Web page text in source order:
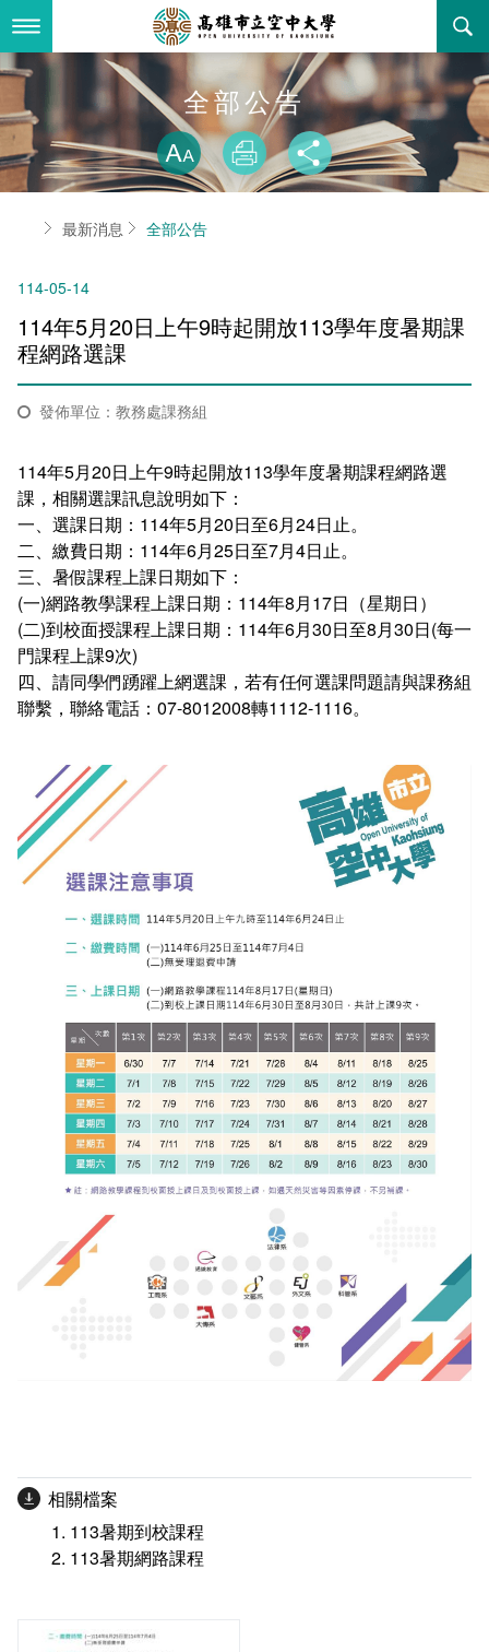
到
要
內最新消息
全部公告
教務公告
學系公告
行政公告
活動研習
招標徵才
新聞媒體專區
校園行事曆
報名系統
線上報名
線上報名查詢
關於本校
空大簡介
立案證明
空大校史
空大有利的學習條件
組織架構
本校位置
空大校刊
資訊圖像化專區
校內分機(pdf)
影音資訊
行政單位
行政單位簡介
我們的校長
校長室
教務處註冊組
學習指導中心
輔導處
研發處
秘書處事務組
秘書處出納組
秘書處文書組
教學媒體處
電算中心
圖書館
會計室
人事室
學術單位
學術單位簡介
通識教育中心
工商管理學系
大眾傳播學系
外國語文學系
文化藝術學系
科技管理學系
健康管理與促進學系
主題網站
其他好站
國內外開放課程
校務資訊
招生資訊
校務系統
課程大綱
網路選課
網路教學 3.0 (111-2學期啟用)
校園行事曆
校內系統
資訊服務線上報修系統
消耗品申請
會計預警及請購系統
教室‧會議室預約系統
線上報修最新消息
問卷調查
法令規章
書表下載
政府公開資訊
常見問答
意見信箱
各單位意見信箱
教師意見信箱
諮詢信箱
諮詢信箱進度查詢
影音資訊
全部公告
略過字型切
放大
列印 分享
首頁最新消息 全部公告
114-05-14
114年5月20日上午9時起開放113學年度暑期課
程網路選課
發佈單位：教務處課務組
114年5月20日上午9時起開放113學年度暑期課程網路選
課，相關選課訊息說明如下：
一、選課日期：114年5月20日至6月24日止。
二、繳費日期：114年6月25日至7月4日止。
三、暑假課程上課日期如下：
(一)網路教學課程上課日期：114年8月17日（星期日）
(二)到校面授課程上課日期：114年6月30日至8月30日(每一
門課程上課9次)
四、請同學們踴躍上網選課，若有任何選課問題請與課務組
聯繫，聯絡電話：07-8012008轉1112-1116。
相關檔案
113暑期到校課程
113暑期網路課程